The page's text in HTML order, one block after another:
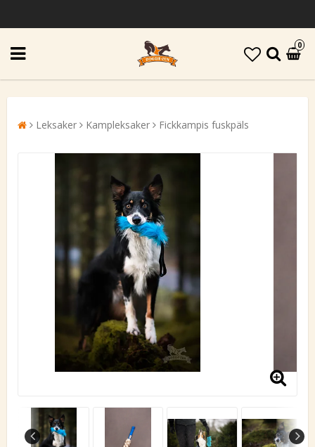
0
Leksaker Kampleksaker Fickkampis fuskpäls